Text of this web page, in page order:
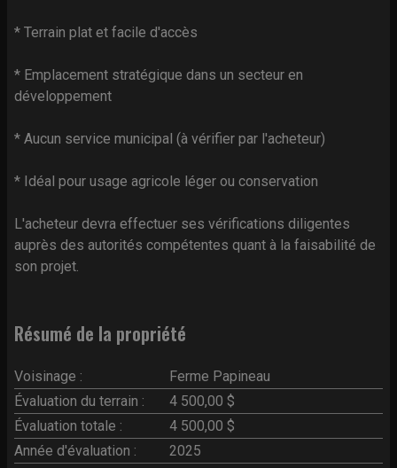
* Terrain plat et facile d'accès
* Emplacement stratégique dans un secteur en
développement
* Aucun service municipal (à vérifier par l'acheteur)
* Idéal pour usage agricole léger ou conservation
L'acheteur devra effectuer ses vérifications diligentes
auprès des autorités compétentes quant à la faisabilité de
son projet.
Résumé de la propriété
Voisinage :
Ferme Papineau
Évaluation du terrain :
4 500,00 $
Évaluation totale :
4 500,00 $
Année d'évaluation :
2025